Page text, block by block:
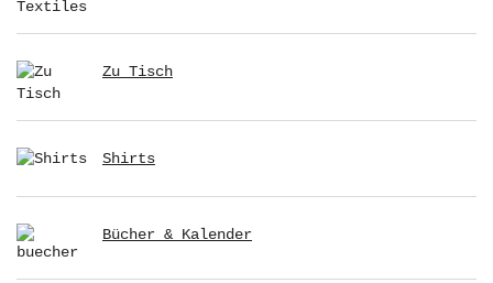
Zu Tisch
Shirts
Bücher & Kalender